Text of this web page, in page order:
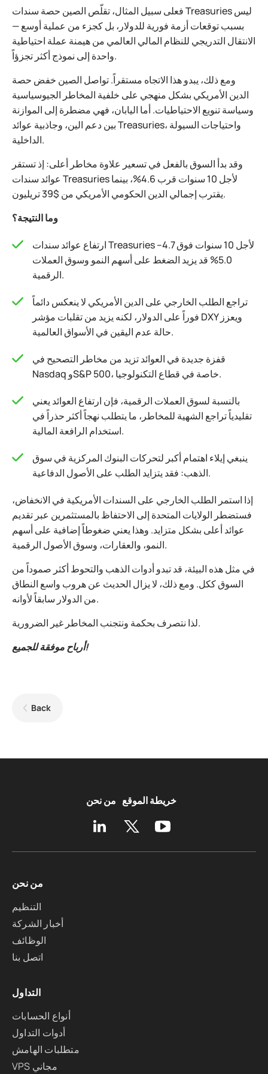
فعلى سبيل المثال، تقلّص الصين حصة سندات Treasuries ليس
بسبب توقعات أزمة فورية للدولار، بل كجزء من عملية أوسع —
الانتقال التدريجي للنظام المالي العالمي من هيمنة عملة احتياطية
واحدة إلى نموذج أكثر تجزؤاً.
ومع ذلك، يبدو هذا الاتجاه مستقراً. تواصل الصين خفض حصة
الدين الأمريكي بشكل منهجي على خلفية المخاطر الجيوسياسية
وسياسة تنويع الاحتياطيات. أما اليابان، فهي مضطرة إلى الموازنة
بين دعم الين، وجاذبية عوائد Treasuries، واحتياجات السيولة
الداخلية.
وقد بدأ السوق بالفعل في تسعير علاوة مخاطر أعلى: إذ تستقر
عوائد سندات Treasuries لأجل 10 سنوات قرب 4.6%، بينما
يقترب إجمالي الدين الحكومي الأمريكي من $39 تريليون.
وما النتيجة؟
ارتفاع عوائد سندات Treasuries لأجل 10 سنوات فوق 4.7–
5.0% قد يزيد الضغط على أسهم النمو وسوق العملات
الرقمية.
تراجع الطلب الخارجي على الدين الأمريكي لا ينعكس دائماً
فوراً على الدولار، لكنه يزيد من تقلبات مؤشر DXY ويعزز
حالة عدم اليقين في الأسواق العالمية.
قفزة جديدة في العوائد تزيد من مخاطر التصحيح في
Nasdaq وS&P 500، خاصة في قطاع التكنولوجيا.
بالنسبة لسوق العملات الرقمية، فإن ارتفاع العوائد يعني
تقليدياً تراجع الشهية للمخاطر، ما يتطلب نهجاً أكثر حذراً في
استخدام الرافعة المالية.
ينبغي إيلاء اهتمام أكبر لتحركات البنوك المركزية في سوق
الذهب: فقد يتزايد الطلب على الأصول الدفاعية.
إذا استمر الطلب الخارجي على السندات الأمريكية في الانخفاض،
فستضطر الولايات المتحدة إلى الاحتفاظ بالمستثمرين عبر تقديم
عوائد أعلى بشكل متزايد. وهذا يعني ضغوطاً إضافية على أسهم
النمو، والعقارات، وسوق الأصول الرقمية.
في مثل هذه البيئة، قد تبدو أدوات الذهب والتحوط أكثر صموداً من
السوق ككل. ومع ذلك، لا يزال الحديث عن هروب واسع النطاق
من الدولار سابقاً لأوانه.
لذا نتصرف بحكمة ونتجنب المخاطر غير الضرورية.
أرباح موفقة للجميع!
Back
من نحن خريطة الموقع
من نحن
التنظيم
أخبار الشركة
الوظائف
اتصل بنا
التداول
أنواع الحسابات
أدوات التداول
متطلبات الهامش
VPS مجاني